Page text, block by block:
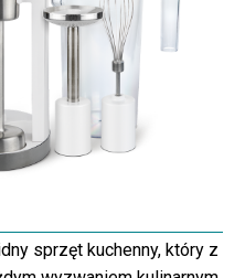
sprzęt kuchenny, który z